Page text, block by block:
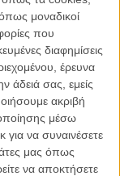
μοναδικοί
που
διαφημίσεις
έρευνα
άδειά σας, εμείς
ακριβή
μέσω
να συναινέσετε
μας όπως
να αποκτήσετε
Rises»:
στο «Warrior»
τα